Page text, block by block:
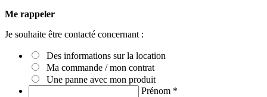
Me rappeler
Je souhaite être contacté concernant :
Des informations sur la location
Ma commande / mon contrat
Une panne avec mon produit
Prénom *